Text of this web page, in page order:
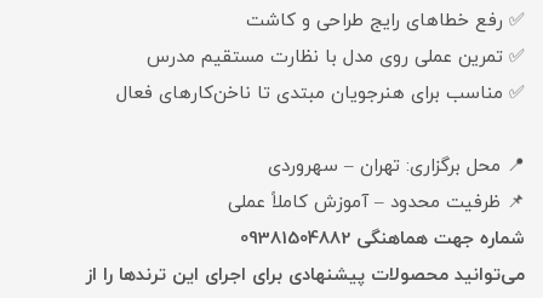
✅ رفع خطاهای رایج طراحی و کاشت
✅ تمرین عملی روی مدل با نظارت مستقیم مدرس
✅ مناسب برای هنرجویان مبتدی تا ناخن‌کارهای فعال
📍 محل برگزاری: تهران – سهروردی
📌 ظرفیت محدود – آموزش کاملاً عملی
شماره جهت هماهنگی 09381504882
می‌توانید محصولات پیشنهادی برای اجرای این ترندها را از